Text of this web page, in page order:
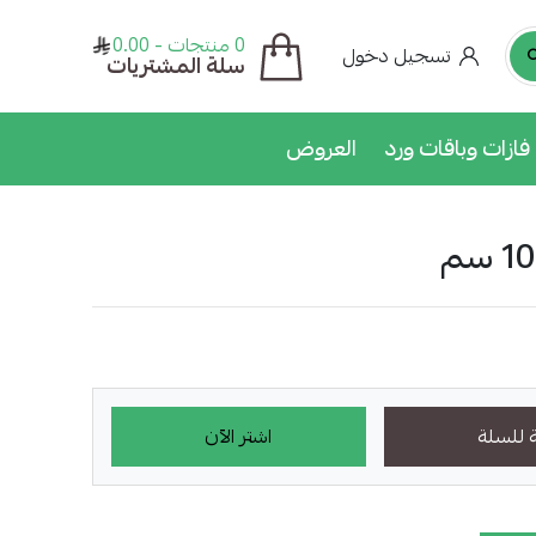
تسجيل دخول سلة المشتريات
0 منتجات - 0.00
فازات وباقات ورد العروض
للسلة اشتر الآن